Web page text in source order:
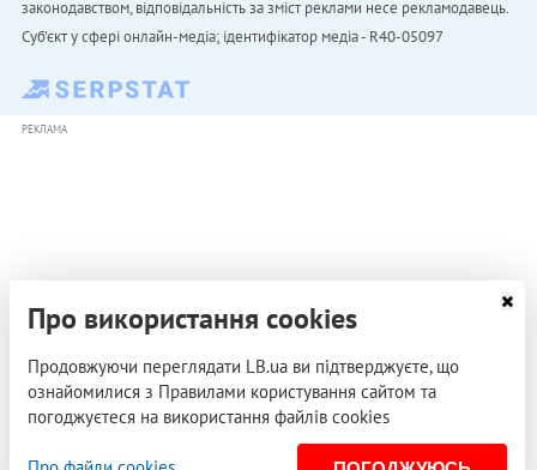
законодавством, відповідальність за зміст реклами несе рекламодавець.
Cуб'єкт у сфері онлайн-медіа; ідентифікатор медіа - R40-05097
РЕКЛАМА
Про використання cookies
Продовжуючи переглядати LB.ua ви підтверджуєте, що
ознайомилися з Правилами користування сайтом та
погоджуєтеся на використання файлів cookies